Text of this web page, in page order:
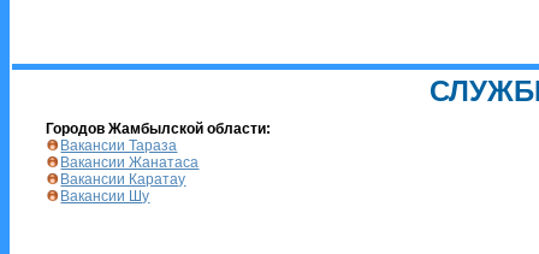
Городов Жамбылской области:
Вакансии Тараза
Вакансии Жанатаса
Вакансии Каратау
Вакансии Шу